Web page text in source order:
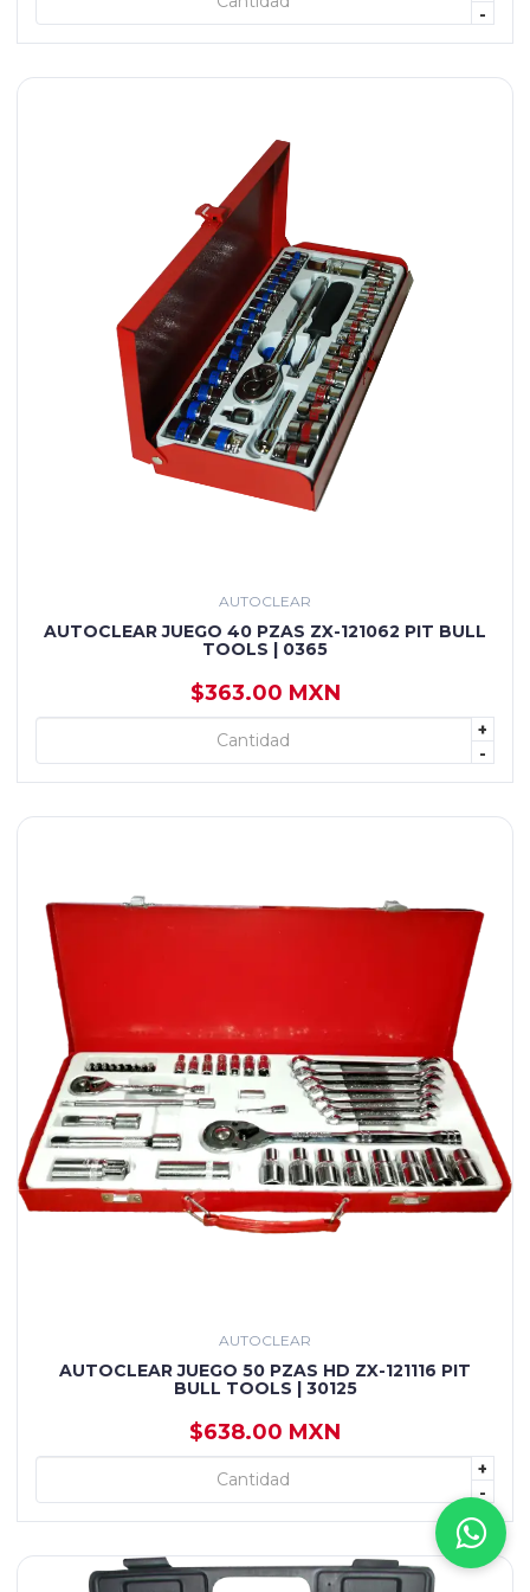
-
AUTOCLEAR
AUTOCLEAR JUEGO 40 PZAS ZX-121062 PIT BULL
TOOLS | 0365
$363.00 MXN
+
-
+ AGREGAR
AUTOCLEAR
AUTOCLEAR JUEGO 50 PZAS HD ZX-121116 PIT
BULL TOOLS | 30125
$638.00 MXN
+
-
+ AGREGAR